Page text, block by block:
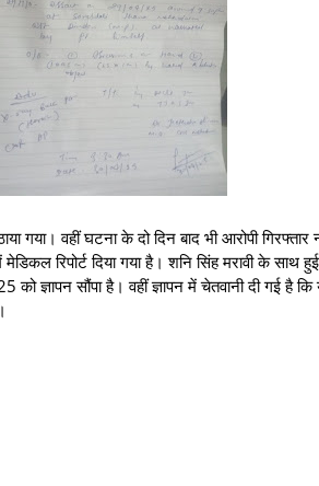
गया। वहीं घटना के दो दिन बाद भी आरोपी गिरफ्तार
रिपोर्ट दिया गया है। शनि सिंह मरावी के साथ
ज्ञापन सौंपा है। वहीं ज्ञापन में चेतवानी दी गई है